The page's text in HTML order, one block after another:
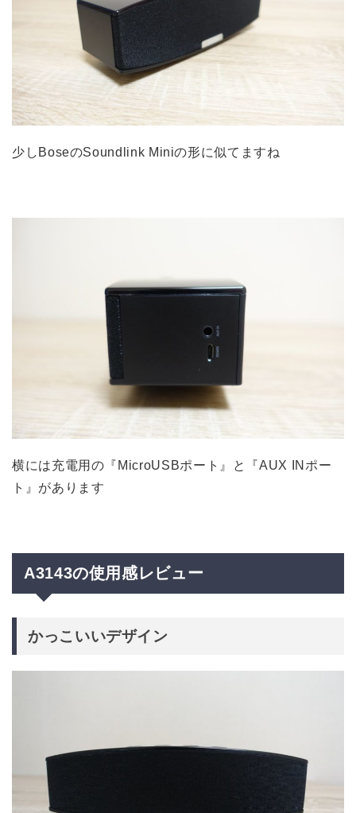
少しBoseのSoundlink Miniの形に似てますね
横には充電用の『MicroUSBポート』と『AUX INポー
ト』があります
A3143の使用感レビュー
かっこいいデザイン